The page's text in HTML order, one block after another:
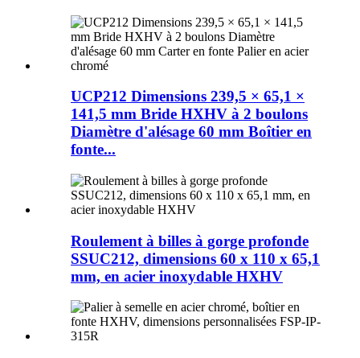
UCP212 Dimensions 239,5 × 65,1 ×
141,5 mm Bride HXHV à 2 boulons
Diamètre d'alésage 60 mm Boîtier en
fonte...
Roulement à billes à gorge profonde
SSUC212, dimensions 60 x 110 x 65,1
mm, en acier inoxydable HXHV